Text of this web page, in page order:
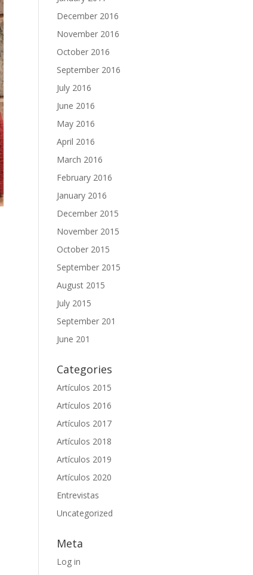
December 2016
November 2016
October 2016
September 2016
July 2016
June 2016
May 2016
April 2016
March 2016
February 2016
January 2016
December 2015
November 2015
October 2015
September 2015
August 2015
July 2015
September 201
June 201
Categories
Artículos 2015
Artículos 2016
Artículos 2017
Artículos 2018
Artículos 2019
Artículos 2020
Entrevistas
Uncategorized
Meta
Log in